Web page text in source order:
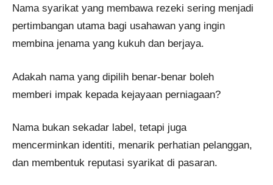
Nama syarikat yang membawa rezeki sering menjadi
pertimbangan utama bagi usahawan yang ingin
membina jenama yang kukuh dan berjaya.
Adakah nama yang dipilih benar-benar boleh
memberi impak kepada kejayaan perniagaan?
Nama bukan sekadar label, tetapi juga
mencerminkan identiti, menarik perhatian pelanggan,
dan membentuk reputasi syarikat di pasaran.